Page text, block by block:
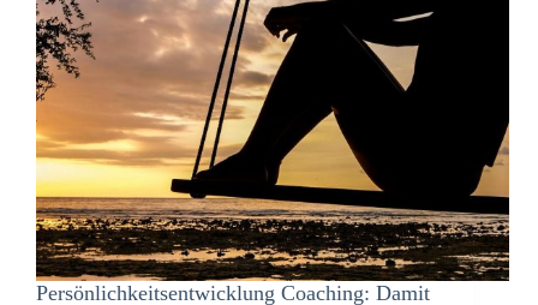
Persönlichkeitsentwicklung Coaching: Damit